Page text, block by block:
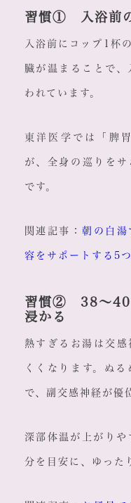
習慣① 入浴前の
入浴前にコップ1杯
臓が温まることで
われています。
東洋医学では「脾
が、全身の巡りを
です。
関連記事：朝の白湯
容をサポートする5
習慣② 38〜40
浸かる
熱すぎるお湯は交
くくなります。ぬ
で、副交感神経が優
深部体温が上がりや
分を目安に、ゆった